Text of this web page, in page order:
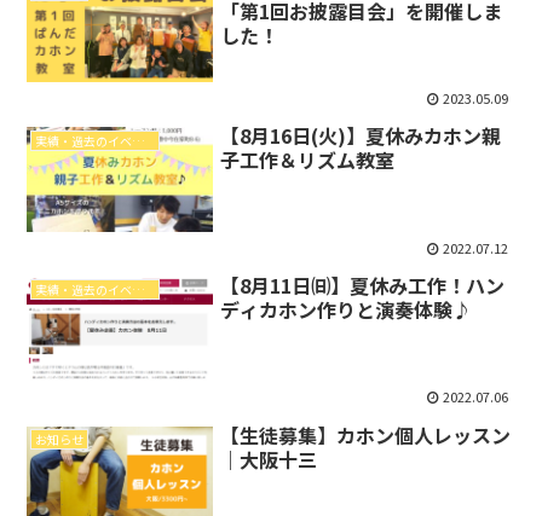
「第1回お披露目会」を開催しま
した！
2023.05.09
実績・過去のイベントレポート
【8月16日(火)】夏休みカホン親
子工作＆リズム教室
2022.07.12
実績・過去のイベントレポート
【8月11日㈰】夏休み工作！ハン
ディカホン作りと演奏体験♪
2022.07.06
お知らせ
【生徒募集】カホン個人レッスン
｜大阪十三